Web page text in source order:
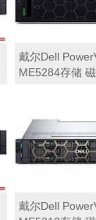
戴尔Dell
ME5284存储
戴尔Dell